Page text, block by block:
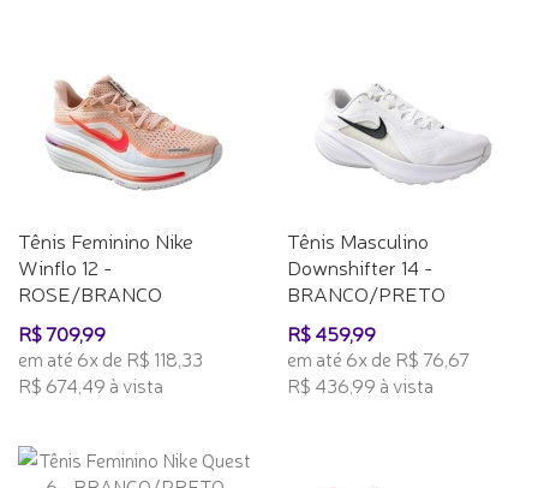
Tênis Feminino Nike
Winflo 12 -
ROSE/BRANCO
R$ 709,99
em até 6x de R$ 118,33
R$ 674,49 à vista
Tênis Masculino
Downshifter 14 -
BRANCO/PRETO
R$ 459,99
em até 6x de R$ 76,67
R$ 436,99 à vista